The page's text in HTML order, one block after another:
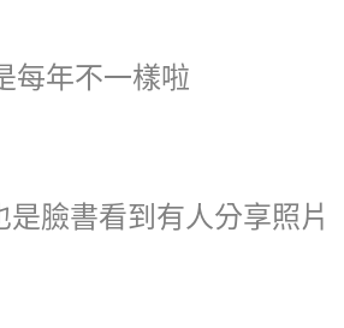
每年不一樣啦
是臉書看到有人分享照片